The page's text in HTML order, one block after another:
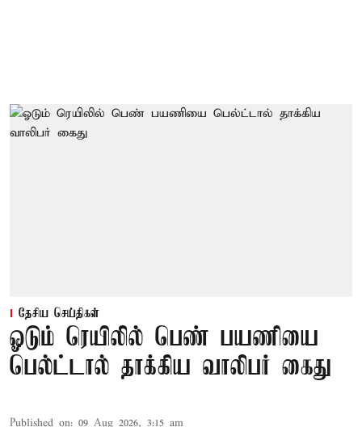
தேசிய செய்திகள்
ஓடும் ரெயிலில் பெண் பயணியை
பெல்ட்டால் தாக்கிய வாலிபர் கைது
Published on: 09 Aug 2026, 3:15 am